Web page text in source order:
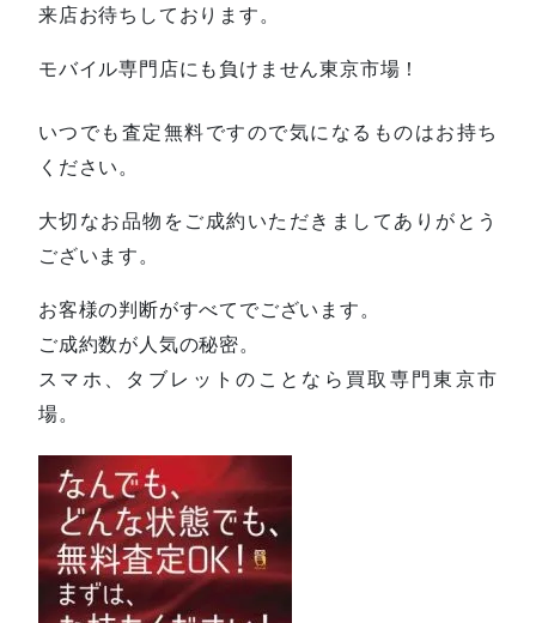
来店お待ちしております。
モバイル専門店にも負けません東京市場！
いつでも査定無料ですので気になるものはお持ち
ください。
大切なお品物をご成約いただきましてありがとう
ございます。
お客様の判断がすべてでございます。
ご成約数が人気の秘密。
スマホ、タブレットのことなら買取専門東京市
場。